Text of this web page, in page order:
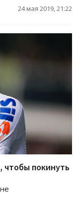
24 мая 2019, 21:22
чтобы покинуть